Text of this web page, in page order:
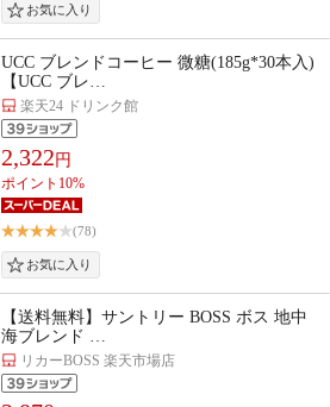
UCC ブレンドコーヒー 微糖(185g*30本入)
【UCC ブレ…
楽天24 ドリンク館
2,322 円
ポイント10%
(78)
【送料無料】サントリー BOSS ボス 地中
海ブレンド …
リカーBOSS 楽天市場店